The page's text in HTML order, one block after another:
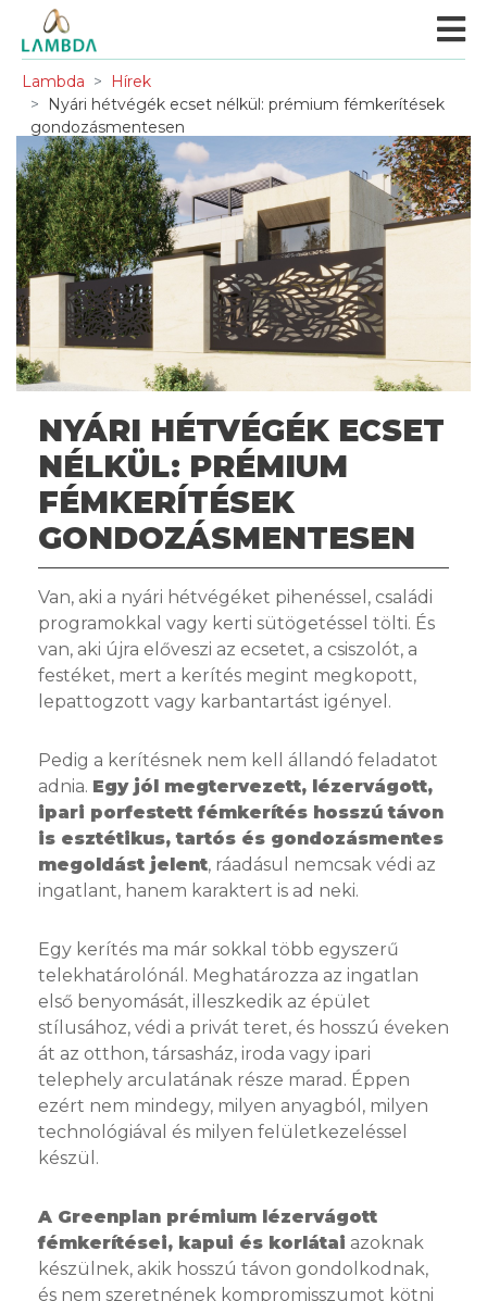
Lambda
Hírek
Nyári hétvégék ecset nélkül: prémium fémkerítések
gondozásmentesen
NYÁRI HÉTVÉGÉK ECSET
NÉLKÜL: PRÉMIUM
FÉMKERÍTÉSEK
GONDOZÁSMENTESEN
Van, aki a nyári hétvégéket pihenéssel, családi
programokkal vagy kerti sütögetéssel tölti. És
van, aki újra előveszi az ecsetet, a csiszolót, a
festéket, mert a kerítés megint megkopott,
lepattogzott vagy karbantartást igényel.
Pedig a kerítésnek nem kell állandó feladatot
adnia. Egy jól megtervezett, lézervágott,
ipari porfestett fémkerítés hosszú távon
is esztétikus, tartós és gondozásmentes
megoldást jelent, ráadásul nemcsak védi az
ingatlant, hanem karaktert is ad neki.
Egy kerítés ma már sokkal több egyszerű
telekhatárolónál. Meghatározza az ingatlan
első benyomását, illeszkedik az épület
stílusához, védi a privát teret, és hosszú éveken
át az otthon, társasház, iroda vagy ipari
telephely arculatának része marad. Éppen
ezért nem mindegy, milyen anyagból, milyen
technológiával és milyen felületkezeléssel
készül.
A Greenplan prémium lézervágott
fémkerítései, kapui és korlátai azoknak
készülnek, akik hosszú távon gondolkodnak,
és nem szeretnének kompromisszumot kötni